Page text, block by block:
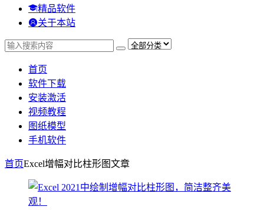
精品软件
关于本站
首页
软件下载
安装激活
视频教程
图纸模型
手机软件
首页Excel增幅对比柱形图文章